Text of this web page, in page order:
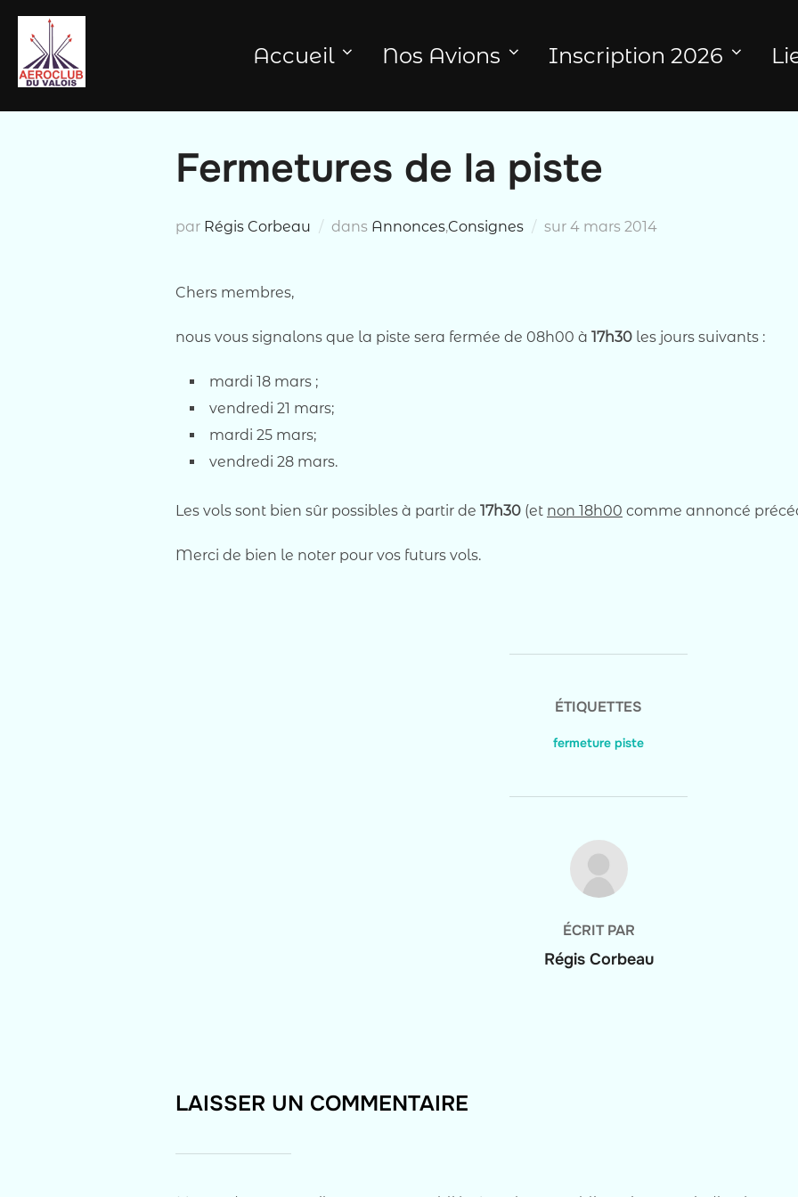
contenu
Accueil Nos Avions Inscription 2026
Fermetures de la piste
par Régis Corbeau dans Annonces,Consignes sur Publié
4 mars 2014
Chers membres,
nous vous signalons que la piste sera fermée de 08h00 à 17h30 les jours suivants :
mardi 18 mars ;
vendredi 21 mars;
mardi 25 mars;
vendredi 28 mars.
Les vols sont bien sûr possibles à partir de 17h30 (et non 18h00 comme annoncé
Merci de bien le noter pour vos futurs vols.
ÉTIQUETTES
fermeture piste
AUTEUR DE LA PUBLICATION
ÉCRIT PAR
Régis Corbeau
LAISSER UN COMMENTAIRE